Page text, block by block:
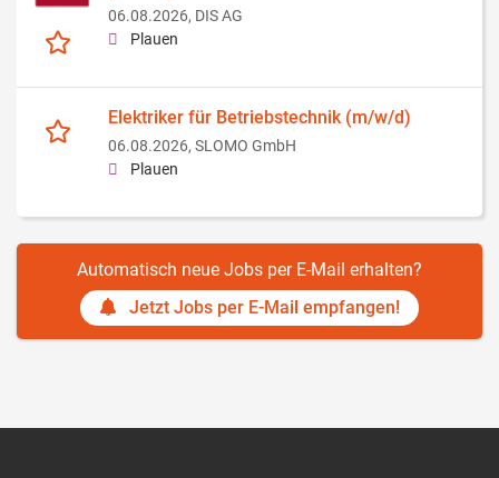
06.08.2026, DIS AG
Plauen
Elektriker für Betriebstechnik (m/w/d)
06.08.2026, SLOMO GmbH
Plauen
Automatisch neue Jobs per E-Mail erhalten?
Jetzt Jobs per E-Mail empfangen!